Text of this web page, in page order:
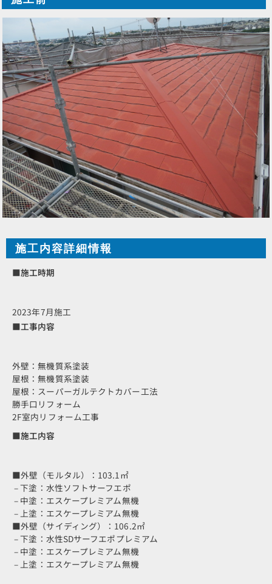
施工内容詳細情報
■施工時期
2023年7月施工
■工事内容
外壁：無機質系塗装
屋根：無機質系塗装
屋根：スーパーガルテクトカバー工法
勝手口リフォーム
2F室内リフォーム工事
■施工内容
■外壁（モルタル）：103.1㎡
– 下塗：水性ソフトサーフエポ
– 中塗：エスケープレミアム無機
– 上塗：エスケープレミアム無機
■外壁（サイディング）：106.2㎡
– 下塗：水性SDサーフエポプレミアム
– 中塗：エスケープレミアム無機
– 上塗：エスケープレミアム無機